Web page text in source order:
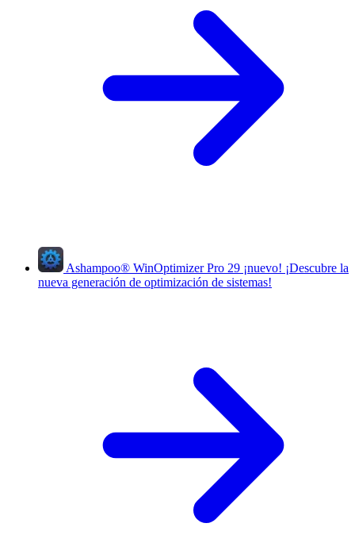
Ashampoo® WinOptimizer Pro 29 ¡nuevo! ¡Descubre la
nueva generación de optimización de sistemas!